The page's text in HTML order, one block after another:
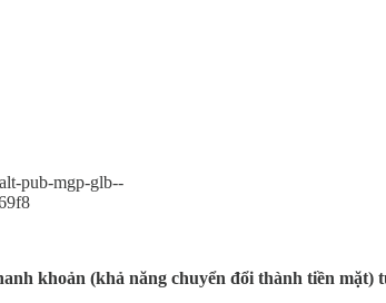
pub-mgp-glb--
khoản (khả năng chuyển đổi thành tiền mặt)